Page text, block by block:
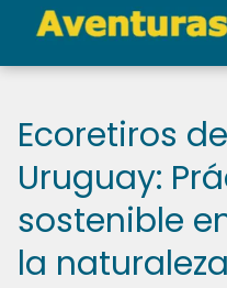
Ecoretiros
Uruguay:
sostenible
la naturaleza